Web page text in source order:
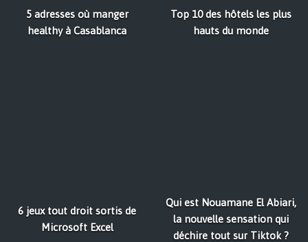
5 adresses où manger
healthy à Casablanca
Top 10 des hôtels les plus
hauts du monde
6 jeux tout droit sortis de
Microsoft Excel
Qui est Nouamane El Abiari,
la nouvelle sensation qui
déchire tout sur Tiktok ?